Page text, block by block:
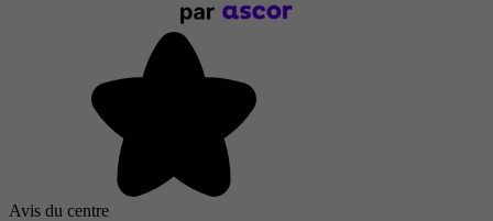
Avis du centre